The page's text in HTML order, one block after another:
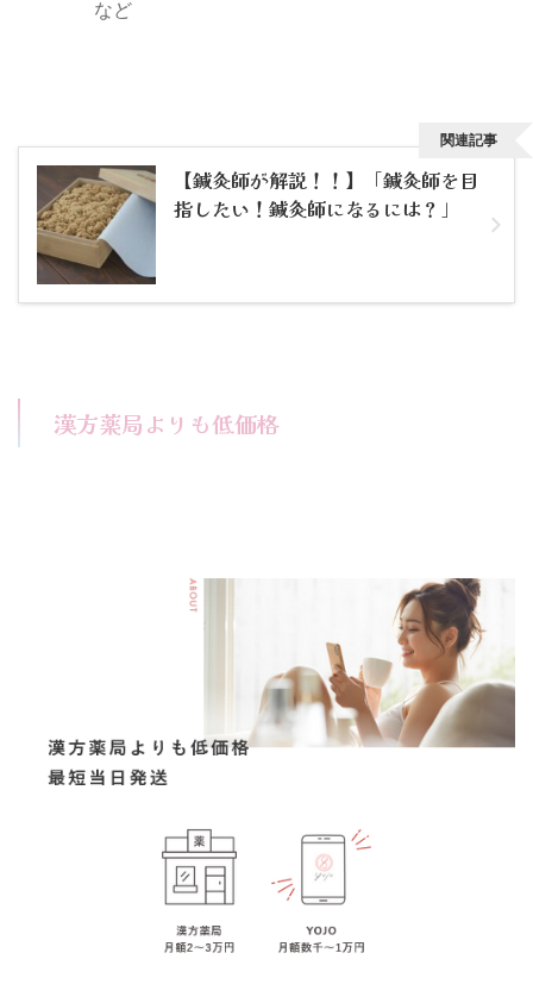
など
【鍼灸師が解説！！】「鍼灸師を目
指したい！鍼灸師になるには？」
関連記事
漢方薬局よりも低価格